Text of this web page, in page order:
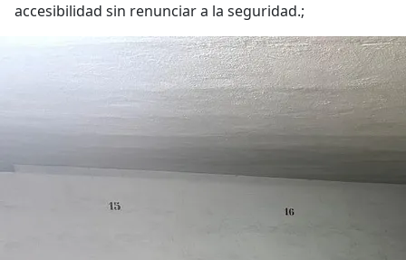
accesibilidad sin renunciar a la seguridad.;